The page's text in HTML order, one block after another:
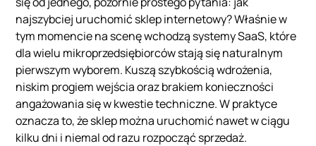
najszybciej uruchomić sklep internetowy? Właśnie w
tym momencie na scenę wchodzą systemy SaaS, które
dla wielu mikroprzedsiębiorców stają się naturalnym
pierwszym wyborem. Kuszą szybkością wdrożenia,
niskim progiem wejścia oraz brakiem konieczności
angażowania się w kwestie techniczne. W praktyce
oznacza to, że sklep można uruchomić nawet w ciągu
kilku dni i niemal od razu rozpocząć sprzedaż.